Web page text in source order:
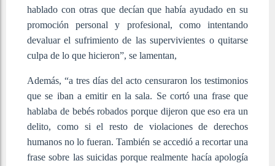
hablado con otras que decían que había ayudado en su
promoción personal y profesional, como intentando
devaluar el sufrimiento de las supervivientes o quitarse
culpa de lo que hicieron”, se lamentan,
Además, “a tres días del acto censuraron los testimonios
que se iban a emitir en la sala. Se cortó una frase que
hablaba de bebés robados porque dijeron que eso era un
delito, como si el resto de violaciones de derechos
humanos no lo fueran. También se accedió a recortar una
frase sobre las suicidas porque realmente hacía apología